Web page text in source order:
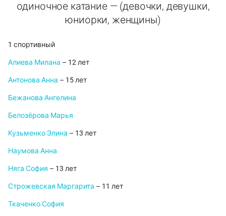
одиночное катание — (девочки, девушки,
юниорки, женщины)
1 спортивный
Алиева Милана – 12 лет
Антонова Анна – 15 лет
Бежанова Ангелина
Белозёрова Марья
Кузьменко Элина – 13 лет
Наумова Анна
Няга София – 13 лет
Строжевская Маргарита – 11 лет
Ткаченко София